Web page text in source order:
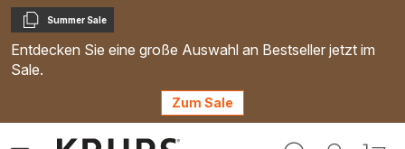
Kopieren
Summer Sale
Entdecken Sie eine große Auswahl an Bestseller jetzt im
Sale.
Zum Sale